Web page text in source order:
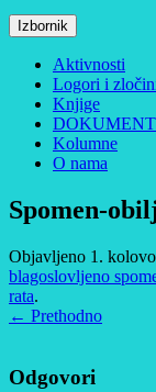
Izbornik
Aktivnosti
Logori i
Knjige
Kolumne
O nama
Spomen-
Objavljeno 1.
blagoslovljeno
rata.
← Prethodno
Odgovori